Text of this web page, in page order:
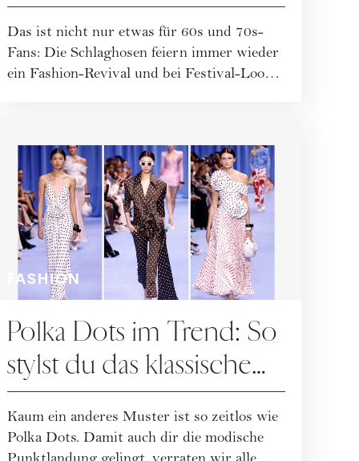
Jeans am besten stylst
Das ist nicht nur etwas für 60s und 70s-
Fans: Die Schlaghosen feiern immer wieder
ein Fashion-Revival und bei Festival-Looks
FASHION
Polka Dots im Trend: So
stylst du das klassische
Pünktchenmuster richtig
Kaum ein anderes Muster ist so zeitlos wie
Polka Dots. Damit auch dir die modische